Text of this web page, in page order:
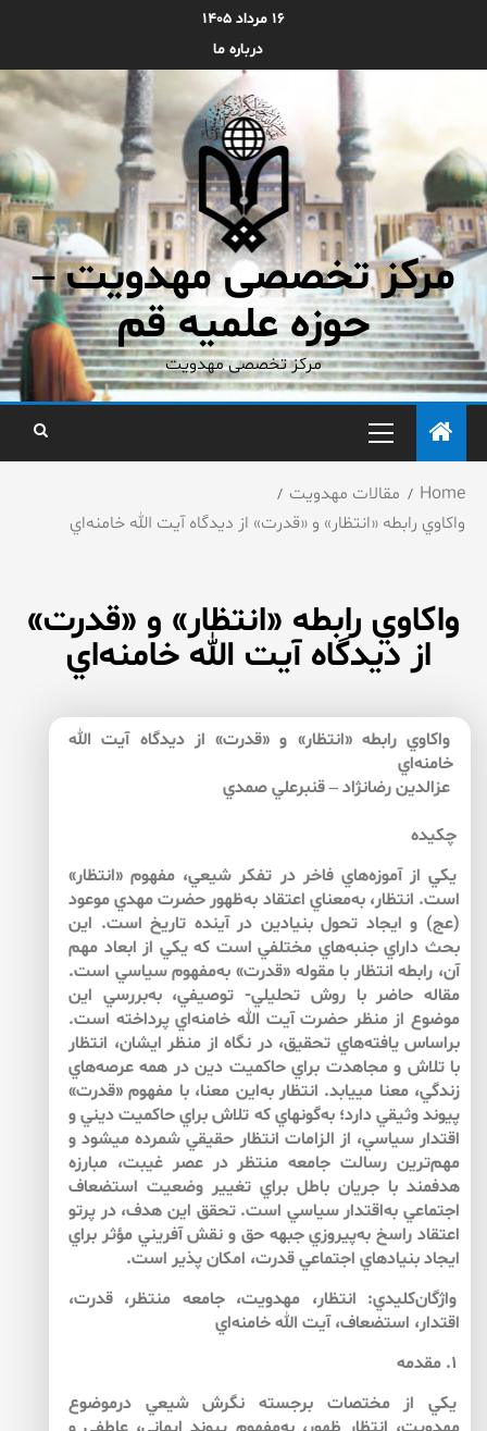
۱۶ مرداد ۱۴۰۵
درباره ما
مرکز تخصصی مهدویت –
حوزه علمیه قم
مرکز تخصصی مهدویت
Home
مقالات مهدویت
واكاوي رابطه «انتظار» و «قدرت» از ديدگاه آيت الله خامنه‌اي
واكاوي رابطه «انتظار» و «قدرت»
از ديدگاه آيت الله خامنه‌اي
واكاوي رابطه «انتظار» و «قدرت» از ديدگاه آيت الله
خامنه‌اي
عزالدين رضانژاد – قنبرعلي صمدي
چكيده
يكي از آموزه‌هاي فاخر در تفكر شيعي، مفهوم «انتظار»
است. ‌انتظار، به‌معناي اعتقاد به‌ظهور حضرت مهدي موعود
(عج) و ايجاد تحول بنيادين در آينده تاريخ است. اين
بحث داراي جنبه‌هاي مختلفي است كه يكي از ابعاد مهم
آن، رابطه انتظار با مقوله «قدرت» به‌مفهوم سياسي است.
مقاله حاضر با روش تحليلي- توصيفي، به‌بررسي اين
موضوع از منظر حضرت آيت الله خامنه‌اي پرداخته است.
براساس يافته‌هاي تحقيق، در نگاه از منظر ايشان، انتظار
با تلاش و مجاهدت براي حاكميت دين در همه عرصه‌هاي
زندگي، معنا مي‏يابد. انتظار به‌اين معنا، با مفهوم «قدرت»
پيوند وثيقي دارد؛ به‌گونه‏اي كه تلاش براي حاكميت ديني و
اقتدار سياسي، از الزامات انتظار حقيقي شمرده مي‏شود و
مهم‌ترين رسالت جامعه منتظر در عصر غيبت، مبارزه
هدفمند با جريان باطل براي تغيير وضعيت استضعاف
اجتماعي به‌اقتدار سياسي است. تحقق اين هدف، در پرتو
اعتقاد راسخ به‌پيروزي جبهه حق و نقش آفريني مؤثر براي
ايجاد بنيادهاي اجتماعي قدرت، امكان پذير است.
واژگان‌كليدي: انتظار، مهدويت، جامعه منتظر، قدرت،
اقتدار، استضعاف، آيت الله خامنه‌اي
۱. مقدمه
يكي از مختصات برجسته نگرش شيعي درموضوع